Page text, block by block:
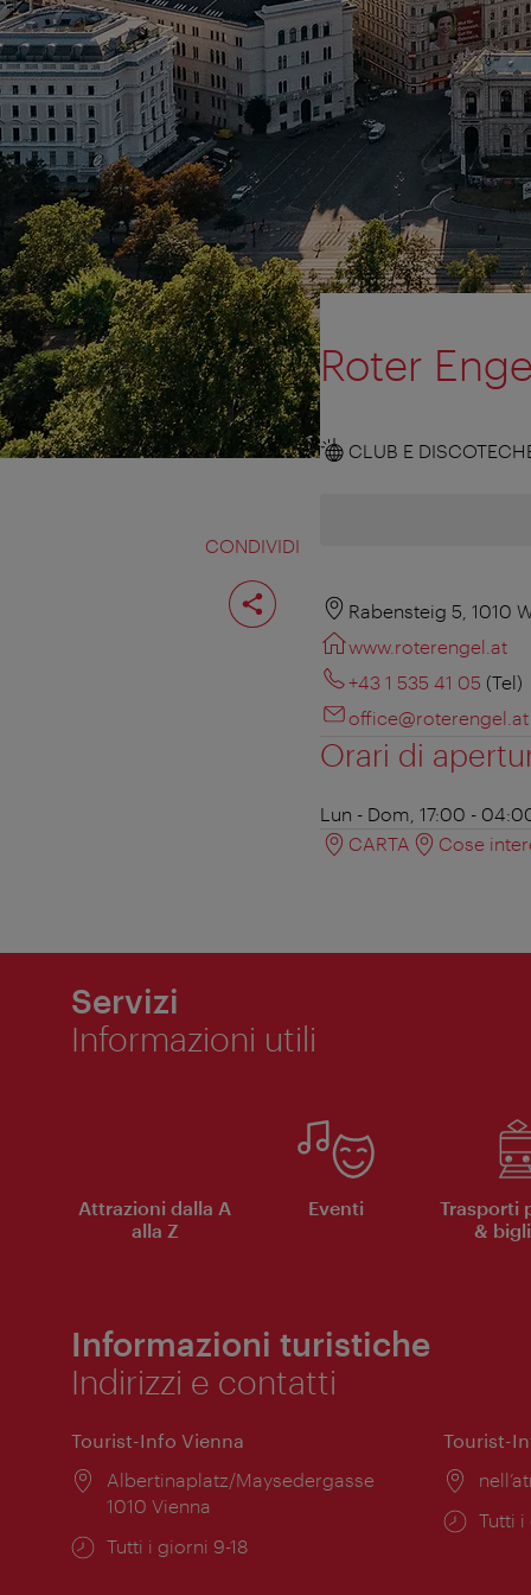
CONDIVIDI
Condividi
pagina
Roter
CLUB E
Rabensteig 5, 1010
www.roterengel.at
+43 1 535 41 05 (Tel)
office@roterengel.at
Orari di
Lun - Dom, 17:00 -
CARTA
Cose
Servizi
Informazioni utili
Attrazioni dalla A
alla Z
Eventi
Trasporti
&
Informazioni turistiche
Indirizzi e contatti
Tourist-Info Vienna
Posizione:
Albertinaplatz/Maysedergasse
1010 Vienna
Orari
Tutti i giorni 9-18
Tourist-
Orari
Tutti i